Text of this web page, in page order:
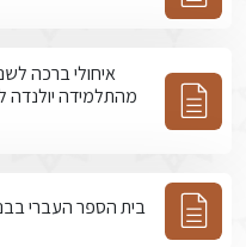
איחולי ברכה
מהתלמידה יולנדה
בית הספר העברי